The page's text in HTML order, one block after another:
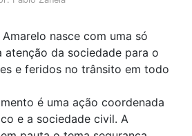
nasce com uma só
atenção da sociedade para o
e feridos no trânsito em todo
é uma ação coordenada
e a sociedade civil. A